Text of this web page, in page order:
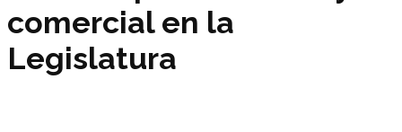
comercial en la
Legislatura